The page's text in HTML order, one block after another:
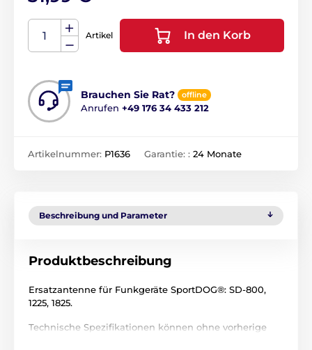
Artikel In den Korb
Brauchen Sie Rat? offline
Anrufen +49 176 34 433 212
Artikelnummer: P1636 Garantie: : 24 Monate
Beschreibung und Parameter
Produktbeschreibung
Ersatzantenne für Funkgeräte SportDOG®: SD-800,
1225, 1825.
Technische Spezifikationen können ohne vorherige